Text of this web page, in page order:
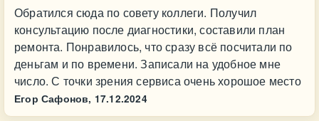
Обратился сюда по совету коллеги. Получил
консультацию после диагностики, составили план
ремонта. Понравилось, что сразу всё посчитали по
деньгам и по времени. Записали на удобное мне
число. С точки зрения сервиса очень хорошое место
Егор Сафонов, 17.12.2024